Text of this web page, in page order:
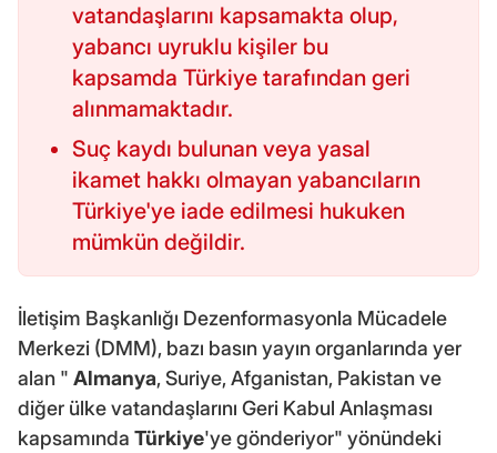
vatandaşlarını kapsamakta olup,
yabancı uyruklu kişiler bu
kapsamda Türkiye tarafından geri
alınmamaktadır.
Suç kaydı bulunan veya yasal
ikamet hakkı olmayan yabancıların
Türkiye'ye iade edilmesi hukuken
mümkün değildir.
İletişim Başkanlığı Dezenformasyonla Mücadele
Merkezi (DMM), bazı basın yayın organlarında yer
alan " Almanya, Suriye, Afganistan, Pakistan ve
diğer ülke vatandaşlarını Geri Kabul Anlaşması
kapsamında Türkiye'ye gönderiyor" yönündeki